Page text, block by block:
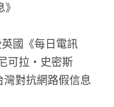
國《每日電訊
可拉‧史密斯
灣對抗網路假信息